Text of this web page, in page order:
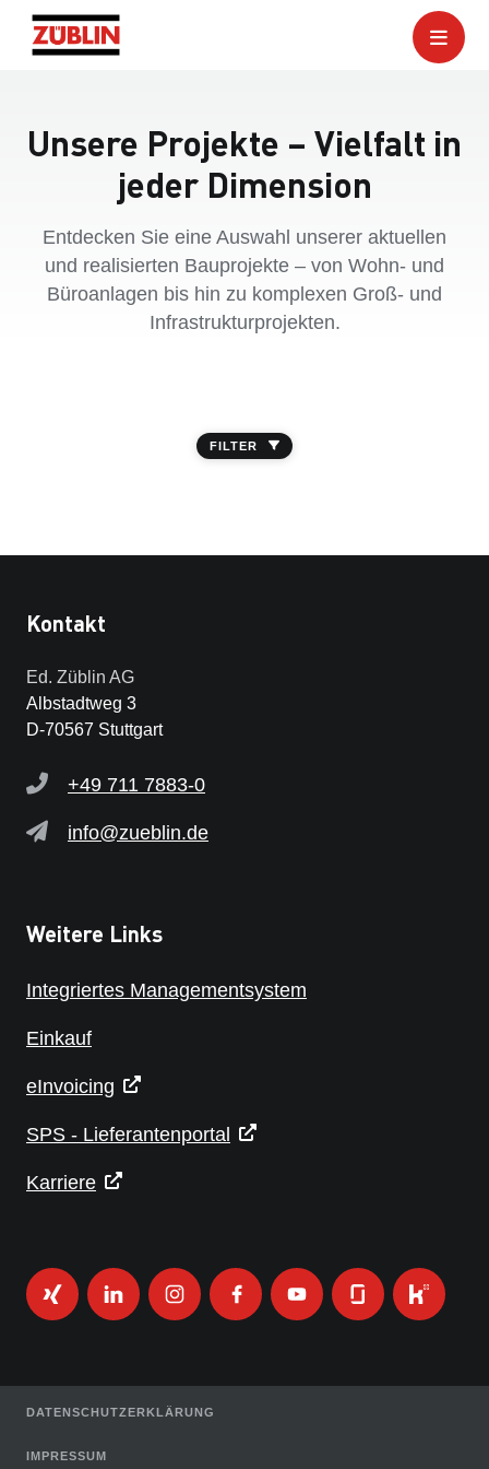
Unsere Projekte – Vielfalt in
jeder Dimension
Entdecken Sie eine Auswahl unserer aktuellen
und realisierten Bauprojekte – von Wohn- und
Büroanlagen bis hin zu komplexen Groß- und
Infrastrukturprojekten.
FILTER
Kontakt
Ed. Züblin AG
Albstadtweg 3
D-70567 Stuttgart
+49 711 7883-0
info@zueblin.de
Weitere Links
Integriertes Managementsystem
Einkauf
eInvoicing
SPS - Lieferantenportal
Karriere
DATENSCHUTZERKLÄRUNG
IMPRESSUM